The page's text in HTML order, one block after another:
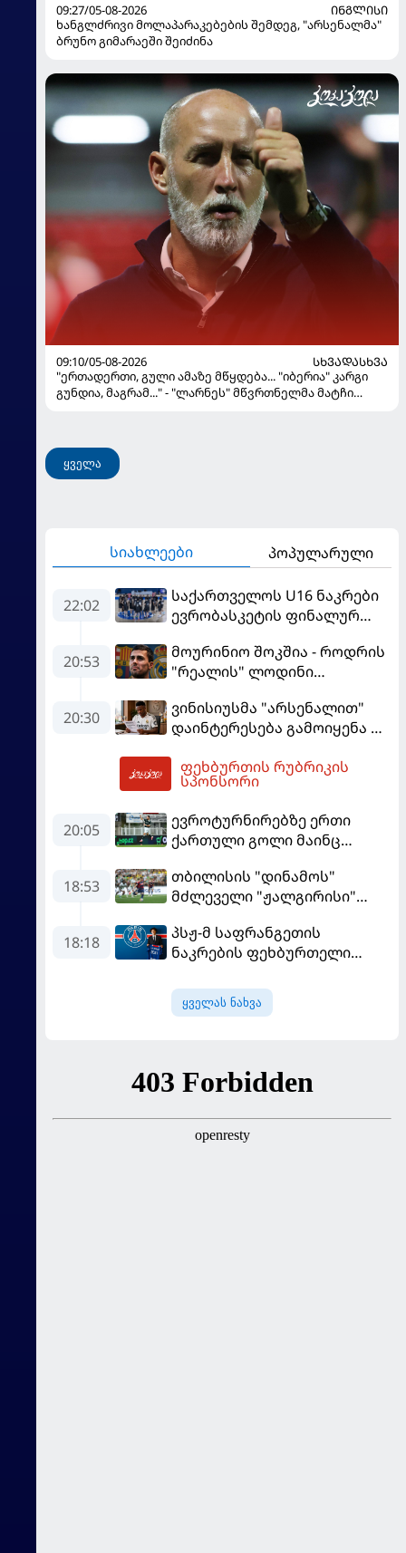
09:27/05-08-2026
ᲘᲜᲒᲚᲘᲡᲘ
ხანგლძრივი მოლაპარაკებების შემდეგ, "არსენალმა"
ბრუნო გიმარაეში შეიძინა
09:10/05-08-2026
ᲡᲮᲕᲐᲓᲐᲡᲮᲕᲐ
"ერთადერთი, გული ამაზე მწყდება... "იბერია" კარგი
გუნდია, მაგრამ..." - "ლარნეს" მწვრთნელმა მატჩი
ყველა
სიახლეები პოპულარული
22:02
საქართველოს U16 ნაკრები
ევრობასკეტის ფინალურ
ასპარეზობას იწყებს
20:53
მოურინიო შოკშია - როდრის
"რეალის" ლოდინი
"ბარსელონაში" გადადის
20:30
ვინისიუსმა "არსენალით"
დაინტერესება გამოიყენა და
მომგებიანად გააგრძელა
ფეხბურთის რუბრიკის
სპონსორი
20:05
ევროტურნირებზე ერთი
ქართული გოლი მაინც
18:53
თბილისის "დინამოს"
მძლეველი "ჟალგირისი"
განადგურდა
18:18
პსჟ-მ საფრანგეთის
ნაკრების ფეხბურთელი
ყველას ნახვა